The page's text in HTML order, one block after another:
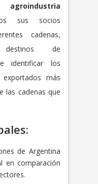
sus socios
cadenas,
destinos de
identificar los
exportados más
las cadenas que
de Argentina
en comparación